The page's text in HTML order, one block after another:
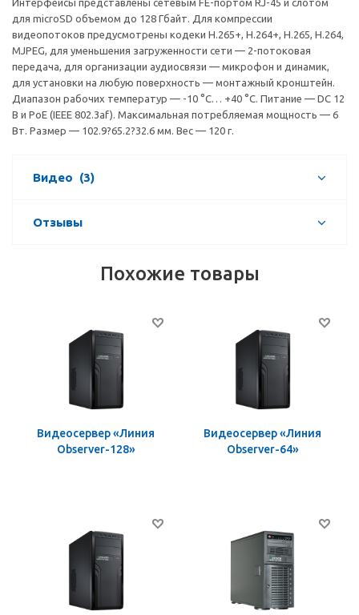
Интерфейсы представлены сетевым FE-портом RJ-45 и слотом
для microSD объемом до 128 Гбайт. Для компрессии
видеопотоков предусмотрены кодеки H.265+, H.264+, H.265, H.264,
MJPEG, для уменьшения загруженности сети — 2-потоковая
передача, для организации аудиосвязи — микрофон и динамик,
для установки на любую поверхность — монтажный кронштейн.
Диапазон рабочих температур — -10 °C… +40 °C. Питание — DC 12
В и PoE (IEEE 802.3af). Максимальная потребляемая мощность — 6
Вт. Размер — 102.9?65.2?32.6 мм. Вес — 120 г.
Видео (3)
Отзывы
Похожие товары
Видеосервер «Линия
Observer-128»
Видеосервер «Линия
Observer-64»